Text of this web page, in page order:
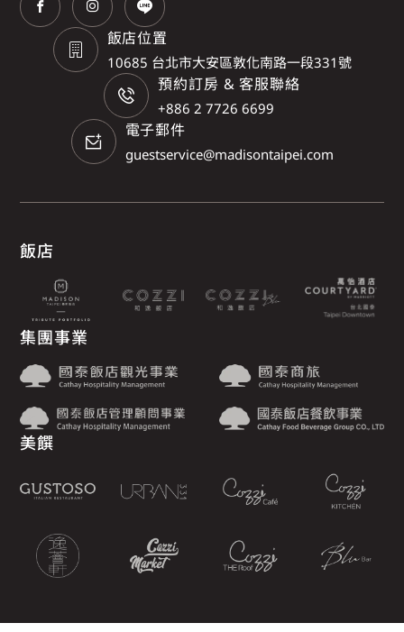
飯店位置
10685 台北市大安區敦化南路一段331號
預約訂房 & 客服聯絡
+886 2 7726 6699
電子郵件
guestservice@madisontaipei.com
飯店
集團事業
美饌